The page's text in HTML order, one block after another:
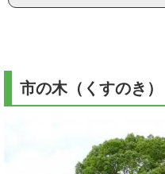
市の木（くすのき）